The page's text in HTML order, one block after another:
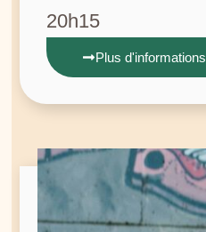
20h15
Plus d'informations